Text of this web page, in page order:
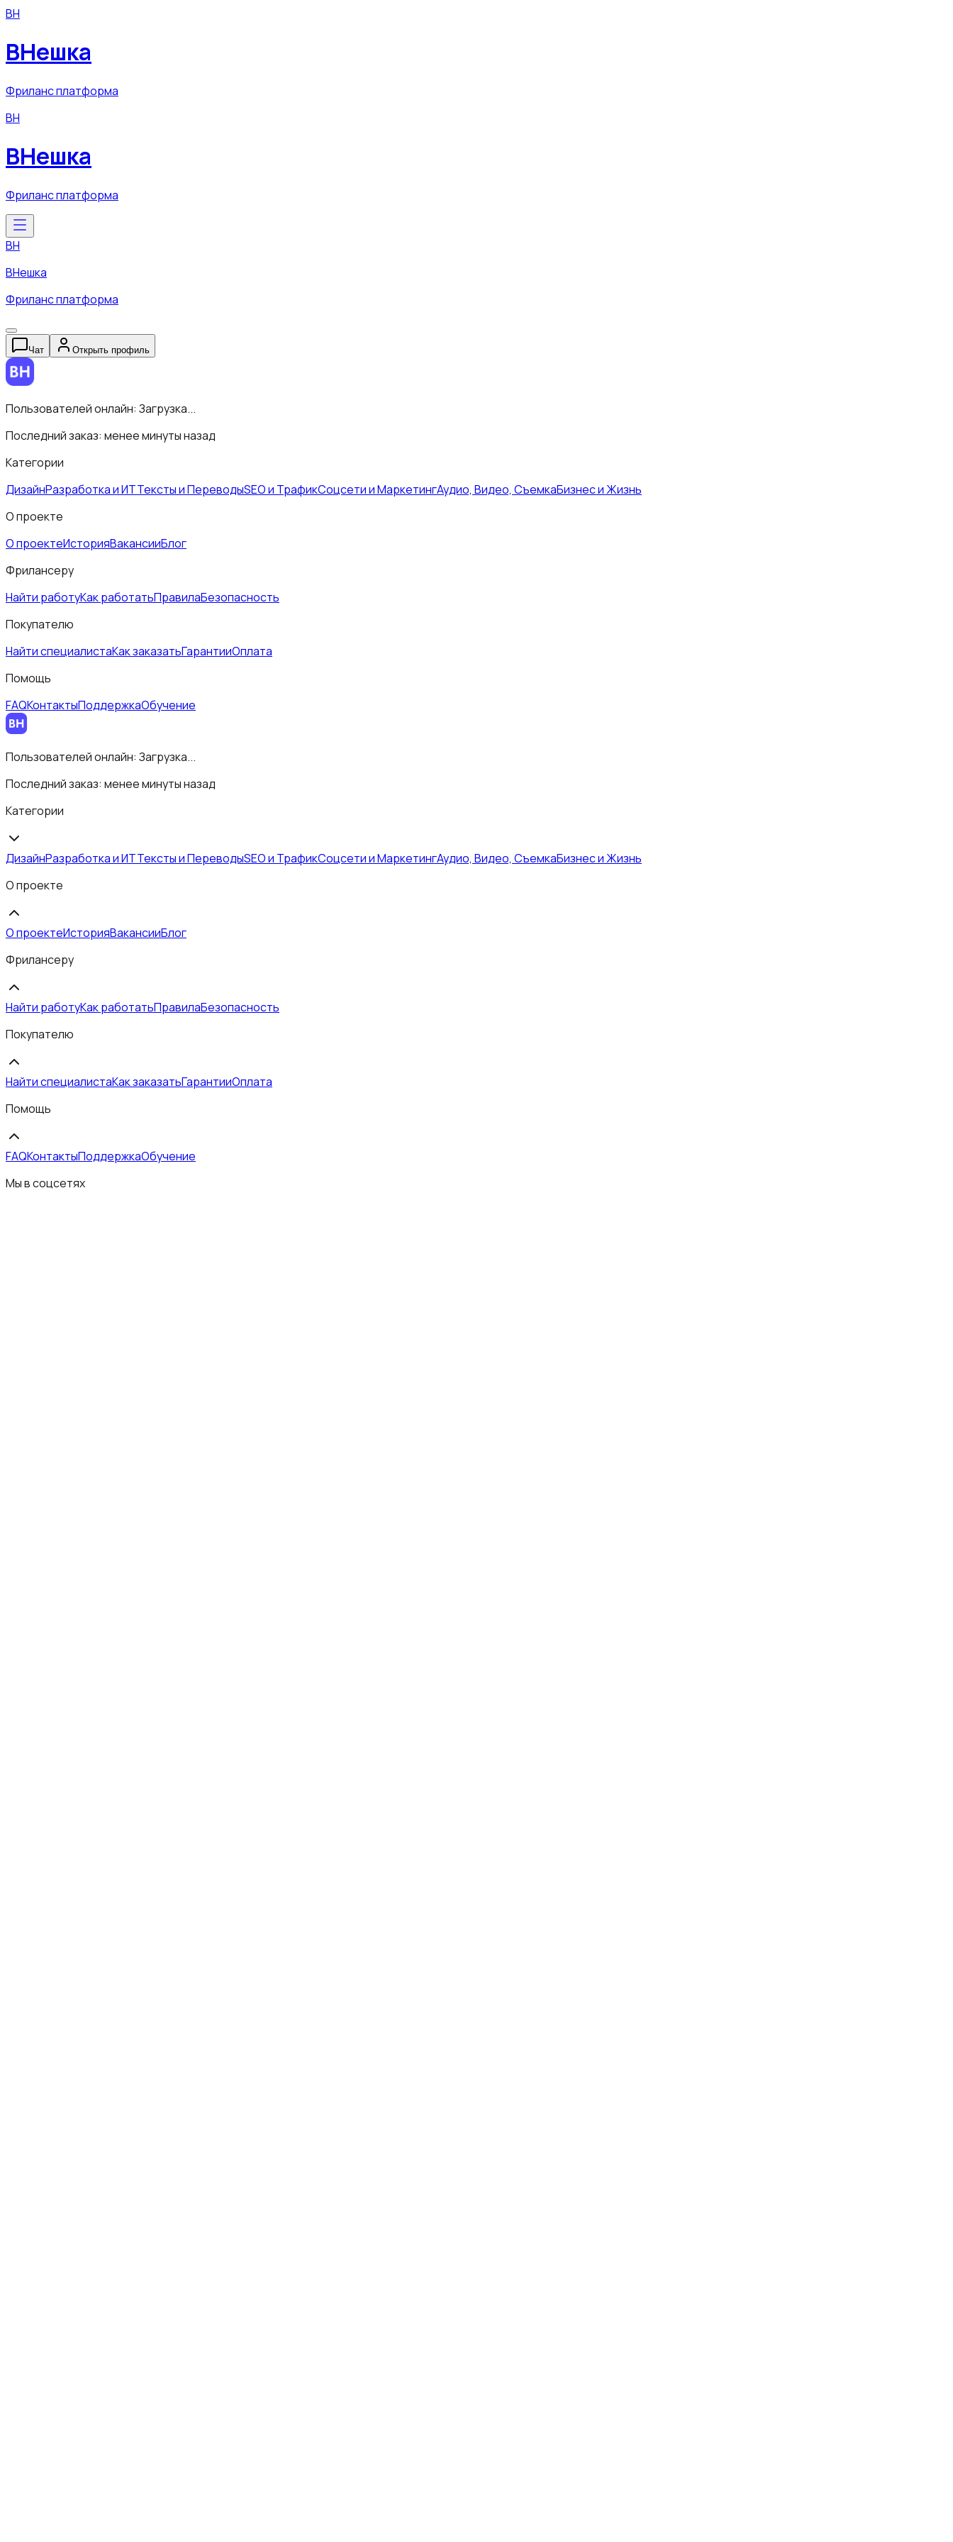
ВН
ВНешка
Фриланс платформа
ВН
ВНешка
Фриланс платформа
ВН
ВНешка
Фриланс платформа
Чат Открыть профиль
Пользователей онлайн: Загрузка...
Последний заказ: менее минуты назад
Категории
ДизайнРазработка и ИТТексты и ПереводыSEO и ТрафикСоцсети и МаркетингАудио, Видео, СъемкаБизнес и Жизнь
О проекте
О проектеИсторияВакансииБлог
Фрилансеру
Найти работуКак работатьПравилаБезопасность
Покупателю
Найти специалистаКак заказатьГарантииОплата
Помощь
FAQКонтактыПоддержкаОбучение
Пользователей онлайн: Загрузка...
Последний заказ: менее минуты назад
Категории
ДизайнРазработка и ИТТексты и ПереводыSEO и ТрафикСоцсети и МаркетингАудио, Видео, СъемкаБизнес и Жизнь
О проекте
О проектеИсторияВакансииБлог
Фрилансеру
Найти работуКак работатьПравилаБезопасность
Покупателю
Найти специалистаКак заказатьГарантииОплата
Помощь
FAQКонтактыПоддержкаОбучение
Мы в соцсетях